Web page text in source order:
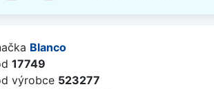
Blanco
17749
výrobce 523277